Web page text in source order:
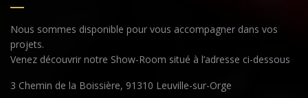
Nous sommes disponible pour vous accompagner dans vos
projets.
Venez découvrir notre Show-Room situé à l’adresse ci-dessous
3 Chemin de la Boissière, 91310 Leuville-sur-Orge